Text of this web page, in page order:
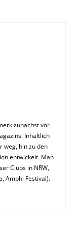
zunächst vor
Inhaltlich
weg, hin zu den
entwickelt. Man
Clubs in NRW,
Amphi Festival).